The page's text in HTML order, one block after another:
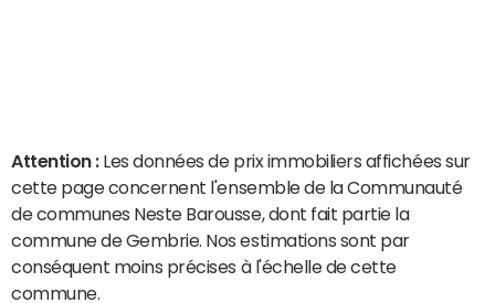
Attention : Les données de prix immobiliers affichées sur
cette page concernent l'ensemble de la Communauté
de communes Neste Barousse, dont fait partie la
commune de Gembrie. Nos estimations sont par
conséquent moins précises à l'échelle de cette
commune.